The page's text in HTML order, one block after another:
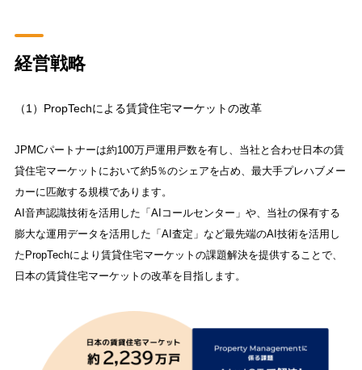
経営戦略
（1）PropTechによる賃貸住宅マーケットの改革
JPMCパートナーは約100万戸運用戸数を有し、当社と合わせ日本の賃
貸住宅マーケットにおいて約5％のシェアを占め、最大手プレハブメー
カーに匹敵する規模であります。
AI音声認識技術を活用した「AIコールセンター」や、当社の保有する
膨大な運用データを活用した「AI査定」など最先端のAI技術を活用し
たPropTechにより賃貸住宅マーケットの課題解決を提供することで、
日本の賃貸住宅マーケットの改革を目指します。